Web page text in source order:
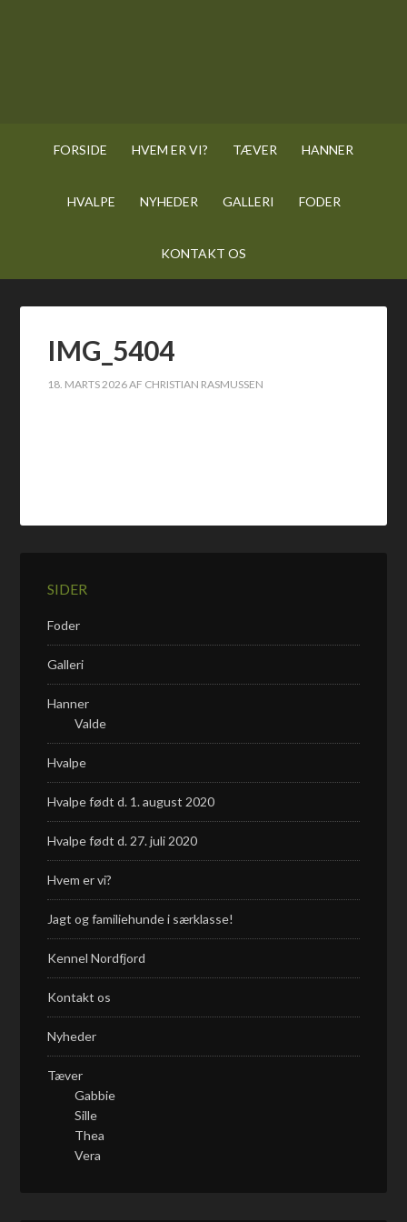
FORSIDE HVEM ER VI? TÆVER HANNER
HVALPE NYHEDER GALLERI FODER
KONTAKT OS
IMG_5404
18. MARTS 2026AF CHRISTIAN RASMUSSEN
SIDER
Foder
Galleri
Hanner
Valde
Hvalpe
Hvalpe født d. 1. august 2020
Hvalpe født d. 27. juli 2020
Hvem er vi?
Jagt og familiehunde i særklasse!
Kennel Nordfjord
Kontakt os
Nyheder
Tæver
Gabbie
Sille
Thea
Vera